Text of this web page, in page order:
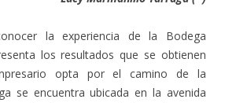
la experiencia de la Bodega
los resultados que se obtienen
opta por el camino de la
se encuentra ubicada en la avenida